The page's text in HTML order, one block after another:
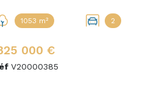
1053 m² 2
000 €
V20000385